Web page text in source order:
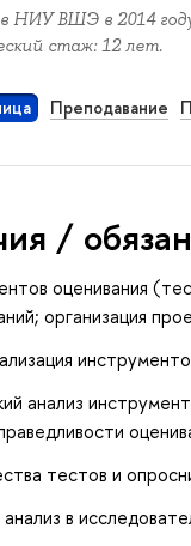
НИУ ВШЭ в 2014
стаж: 12 лет.
Преподавание
/
оценивания
организация
анализ
тестов и
в